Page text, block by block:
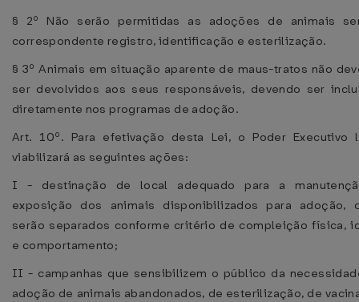
§ 2º Não serão permitidas as adoções de animais
correspondente registro, identificação e esterilização.
§ 3º Animais em situação aparente de maus-tratos não
ser devolvidos aos seus responsáveis, devendo ser
diretamente nos programas de adoção.
Art. 10º. Para efetivação desta Lei, o Poder Executivo
viabilizará as seguintes ações:
I - destinação de local adequado para a
exposição dos animais disponibilizados para adoção,
serão separados conforme critério de compleição física,
e comportamento;
II - campanhas que sensibilizem o público da
adoção de animais abandonados, de esterilização, de